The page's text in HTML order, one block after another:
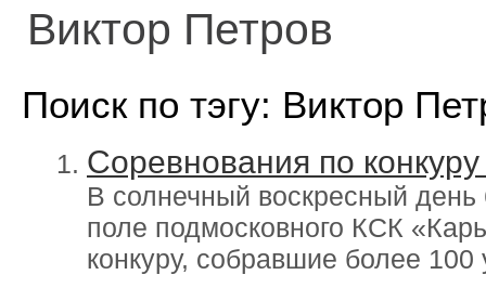
Виктор Петров
Поиск по тэгу: Виктор
Соревнования по
В солнечный воскресный
поле подмосковного КСК
конкуру, собравшие более 100